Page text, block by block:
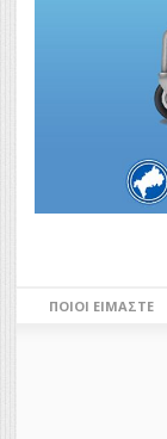
ΠΟΙΟΙ ΕΊΜΑΣΤΕ